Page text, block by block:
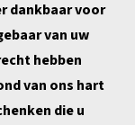
dankbaar voor
van uw
hebben
van ons hart
die u